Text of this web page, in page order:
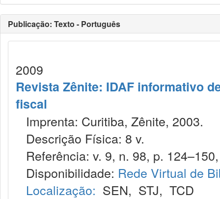
Publicação: Texto - Português
2009
Revista Zênite: IDAF informativo
fiscal
Imprenta: Curitiba, Zênite, 2003.
Descrição Física: 8 v.
Referência: v. 9, n. 98, p.
Disponibilidade: Rede Virtual de
Localização: SEN, STJ, TCD